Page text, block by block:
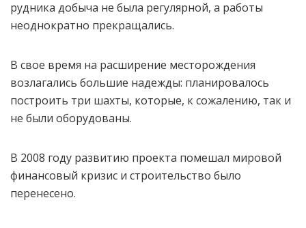
рудника добыча не была регулярной, а работы
неоднократно прекращались.
В свое время на расширение месторождения
возлагались большие надежды: планировалось
построить три шахты, которые, к сожалению, так и
не были оборудованы.
В 2008 году развитию проекта помешал мировой
финансовый кризис и строительство было
перенесено.